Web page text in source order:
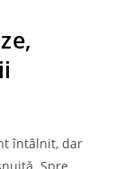
întâlnit, dar
Spre